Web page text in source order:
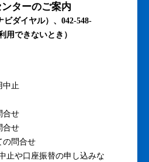
ターのご案内
ビダイヤル）、042-548-
用できないとき）
中止
合せ
合せ
の問合せ
止や口座振替の申し込みな